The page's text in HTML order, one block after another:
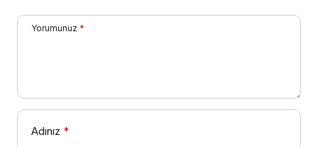
Yorumunuz *
Adınız *